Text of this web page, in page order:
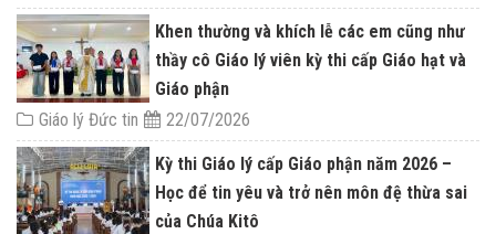
Khen thường và khích lễ các em cũng như
thầy cô Giáo lý viên kỳ thi cấp Giáo hạt và
Giáo phận
Giáo lý Đức tin
22/07/2026
Kỳ thi Giáo lý cấp Giáo phận năm 2026 –
Học để tin yêu và trở nên môn đệ thừa sai
của Chúa Kitô